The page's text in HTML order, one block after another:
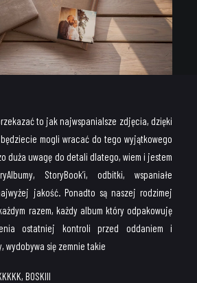
to jak najwspanialsze zdjęcia, dzięki
mogli wracać do tego wyjątkowego
duża uwagę do detali dlatego, wiem i jestem
StoryBook’i, odbitki, wspaniałe
jakość. Ponadto są naszej rodzimej
razem, każdy album który odpakowuję
ostatniej kontroli przed oddaniem i
wydobywa się zemnie takie
BOSKIII